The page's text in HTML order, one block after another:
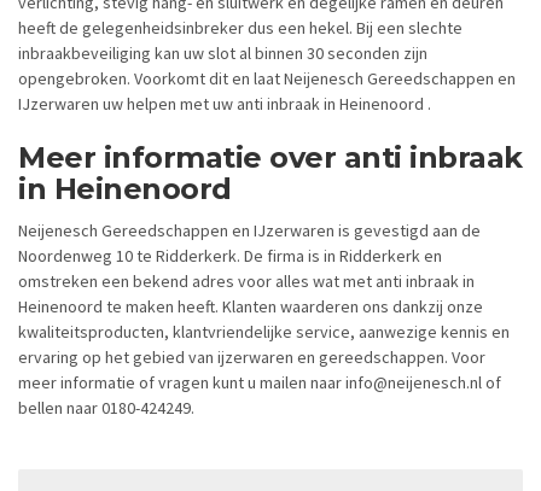
heeft de gelegenheidsinbreker dus een hekel. Bij een slechte
inbraakbeveiliging kan uw slot al binnen 30 seconden zijn
opengebroken. Voorkomt dit en laat Neijenesch Gereedschappen en
IJzerwaren uw helpen met uw anti inbraak in Heinenoord .
Meer informatie over anti inbraak
in Heinenoord
Neijenesch Gereedschappen en IJzerwaren is gevestigd aan de
Noordenweg 10 te Ridderkerk. De firma is in Ridderkerk en
omstreken een bekend adres voor alles wat met anti inbraak in
Heinenoord te maken heeft. Klanten waarderen ons dankzij onze
kwaliteitsproducten, klantvriendelijke service, aanwezige kennis en
ervaring op het gebied van ijzerwaren en gereedschappen. Voor
meer informatie of vragen kunt u mailen naar info@neijenesch.nl of
bellen naar 0180-424249.